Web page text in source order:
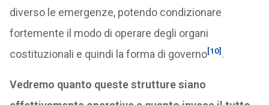
diverso le emergenze, potendo condizionare
fortemente il modo di operare degli organi
costituzionali e quindi la forma di governo[10] .
Vedremo quanto queste strutture siano